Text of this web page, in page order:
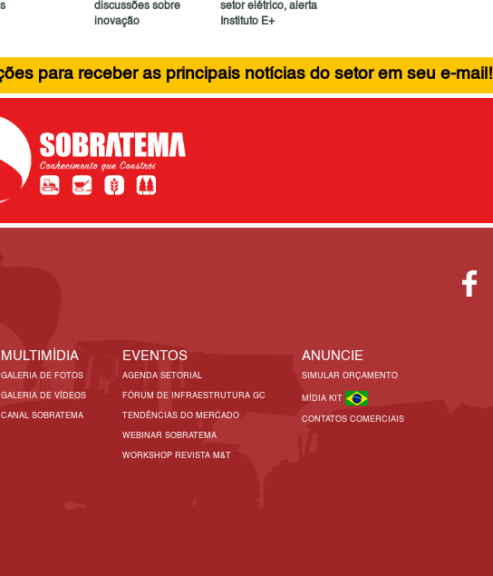
discussões sobre
inovação
setor elétrico, alerta
Instituto E+
para receber as principais notícias do setor em seu e-mail!
MULTIMÍDIA
GALERIA DE FOTOS
GALERIA DE VÍDEOS
CANAL SOBRATEMA
EVENTOS
AGENDA SETORIAL
FÓRUM DE INFRAESTRUTURA GC
TENDÊNCIAS DO MERCADO
WEBINAR SOBRATEMA
WORKSHOP REVISTA M&T
ANUNCIE
SIMULAR ORÇAMENTO
MÍDIA KIT
CONTATOS COMERCIAIS